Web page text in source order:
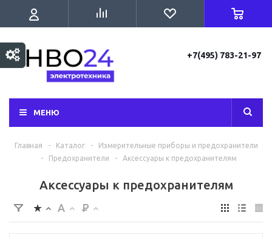
+7(495) 783-21-97
МЕНЮ
Главная - Каталог -
Измерительные приборы и предохранители
-
Предохранители - Аксессуары к предохранителям
Аксессуары к предохранителям